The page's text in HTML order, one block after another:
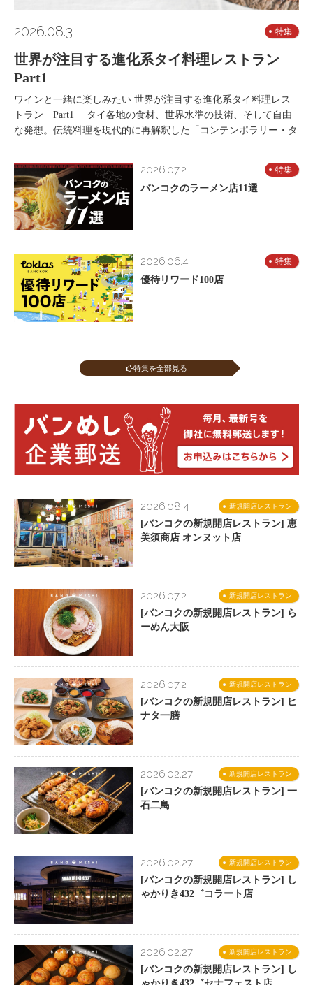
2026.08.3 特集
世界が注目する進化系タイ料理レストラン
Part1
ワインと一緒に楽しみたい 世界が注目する進化系タイ料理レス
トラン Part1 タイ各地の食材、世界水準の技術、そして自由
な発想。伝統料理を現代的に再解釈した「コンテンポラリー・タ
2026.07.2 特集
バンコクのラーメン店11選
2026.06.4 特集
優待リワード100店
特集を全部見る
新規開店レストラン
2026.08.4
[バンコクの新規開店レストラン] 恵
美須商店 オンヌット店
新規開店レストラン
2026.07.2
[バンコクの新規開店レストラン] ら
ーめん大阪
新規開店レストラン
2026.07.2
[バンコクの新規開店レストラン] ヒ
ナタ一膳
新規開店レストラン
2026.02.27
[バンコクの新規開店レストラン] 一
石二鳥
新規開店レストラン
2026.02.27
[バンコクの新規開店レストラン] し
ゃかりき432゛コラート店
新規開店レストラン
2026.02.27
[バンコクの新規開店レストラン] し